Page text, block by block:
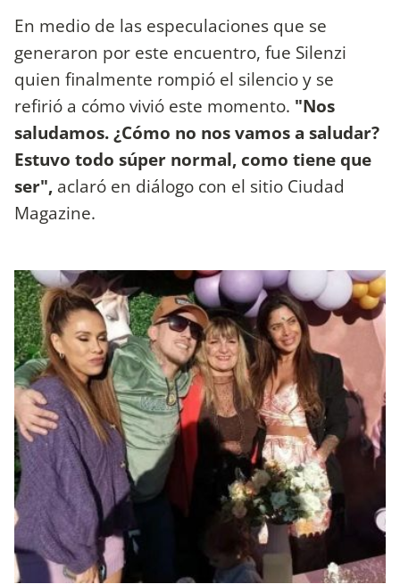
En medio de las especulaciones que se
generaron por este encuentro, fue Silenzi
quien finalmente rompió el silencio y se
refirió a cómo vivió este momento. "Nos
saludamos. ¿Cómo no nos vamos a saludar?
Estuvo todo súper normal, como tiene que
ser", aclaró en diálogo con el sitio Ciudad
Magazine.